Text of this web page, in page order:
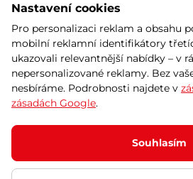
Půjčovna
obchodní podmínky
© 2026 SEVEN SPORT s.r.o Všechna práva
Podle zákona o evidenci tržeb je
kupujícímu účtenku.
Zároveň je povinen zaevidovat přijatou
Nastavení cookies
Pro personalizaci reklam a obsahu
mobilní reklamní identifikátory
ukazovali relevantnější nabídky – v
nepersonalizované reklamy. Bez
nesbíráme. Podrobnosti najdete v
zásadách Google.
Souhlasím